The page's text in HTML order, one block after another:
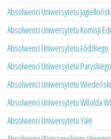
Absolwenci Uniwersytetu
Absolwenci Uniwersytetu Komisji
Absolwenci Uniwersytetu Łódzkiego
Absolwenci Uniwersytetu Paryskiego
Absolwenci Uniwersytetu
Absolwenci Uniwersytetu Witolda
Absolwenci Uniwersytetu Yale